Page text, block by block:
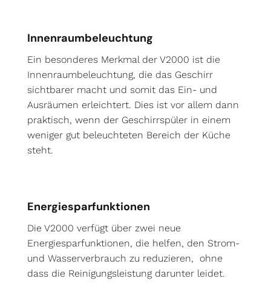
Innenraumbeleuchtung
Ein besonderes Merkmal der V2000 ist die
Innenraumbeleuchtung, die das Geschirr
sichtbarer macht und somit das Ein- und
Ausräumen erleichtert. Dies ist vor allem dann
praktisch, wenn der Geschirrspüler in einem
weniger gut beleuchteten Bereich der Küche
steht.
Energiesparfunktionen
Die V2000 verfügt über zwei neue
Energiesparfunktionen, die helfen, den Strom-
und Wasserverbrauch zu reduzieren, ohne
dass die Reinigungsleistung darunter leidet.